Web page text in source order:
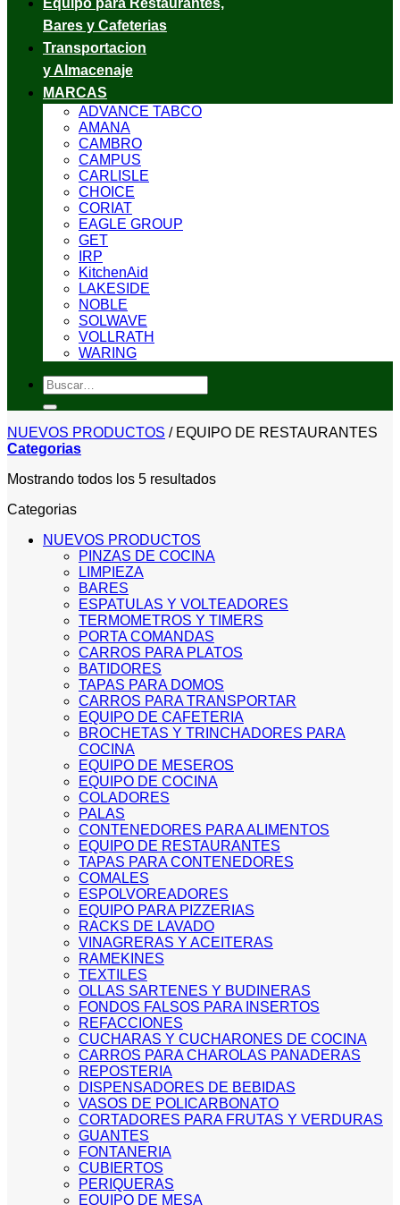
Equipo para Restaurantes,
Bares y Cafeterias
Transportacion
y Almacenaje
MARCAS
ADVANCE TABCO
AMANA
CAMBRO
CAMPUS
CARLISLE
CHOICE
CORIAT
EAGLE GROUP
GET
IRP
KitchenAid
LAKESIDE
NOBLE
SOLWAVE
VOLLRATH
WARING
Buscar
por:
NUEVOS PRODUCTOS /EQUIPO DE RESTAURANTES
Categorias
Mostrando todos los 5 resultadosSorted
Categorias
NUEVOS PRODUCTOS
PINZAS DE COCINA
LIMPIEZA
BARES
ESPATULAS Y VOLTEADORES
TERMOMETROS Y TIMERS
PORTA COMANDAS
CARROS PARA PLATOS
BATIDORES
TAPAS PARA DOMOS
CARROS PARA TRANSPORTAR
EQUIPO DE CAFETERIA
BROCHETAS Y TRINCHADORES PARA
COCINA
EQUIPO DE MESEROS
EQUIPO DE COCINA
COLADORES
PALAS
CONTENEDORES PARA ALIMENTOS
EQUIPO DE RESTAURANTES
TAPAS PARA CONTENEDORES
COMALES
ESPOLVOREADORES
EQUIPO PARA PIZZERIAS
RACKS DE LAVADO
VINAGRERAS Y ACEITERAS
RAMEKINES
TEXTILES
OLLAS SARTENES Y BUDINERAS
FONDOS FALSOS PARA INSERTOS
REFACCIONES
CUCHARAS Y CUCHARONES DE COCINA
CARROS PARA CHAROLAS PANADERAS
REPOSTERIA
DISPENSADORES DE BEBIDAS
VASOS DE POLICARBONATO
CORTADORES PARA FRUTAS Y VERDURAS
GUANTES
FONTANERIA
CUBIERTOS
PERIQUERAS
EQUIPO DE MESA